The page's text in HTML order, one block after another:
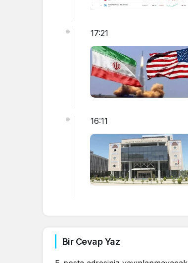
17:21
16:11
Bir Cevap Yaz